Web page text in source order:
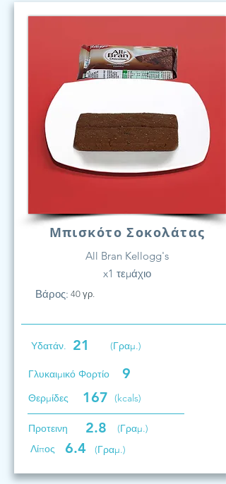
Μπισκότο Σοκολάτας
All Bran Kellogg's
x1 τεμάχιο
Βάρος: 40 γρ.
Υδατάν. 21 (Γραμ.)
Γλυκαιμικό Φορτίο 9
Θερμίδες 167 (kcals)
Προτεινη 2.8
(Γραμ.)
Λίπος
6.4 (Γραμ.)